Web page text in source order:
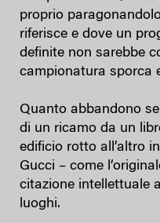
proprio
riferisce e dove un
definite non sarebbe
campionatura sporca
Quanto abbandono
di un ricamo da un
edificio rotto all’altro
Gucci – come
citazione intellettuale
luoghi.